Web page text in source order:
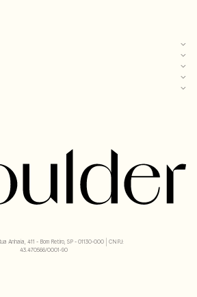
Anhaia, 411 - Bom Retiro, SP - 01130-000 | CNPJ: